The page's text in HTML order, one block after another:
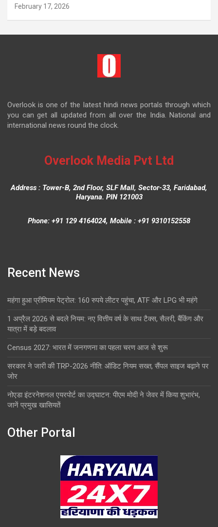
February 17, 2026
Overlook is one of the latest hindi news portals through which
you can get all updated from all over the India. National and
international news round the clock.
Overlook Media Pvt Ltd
Address : Tower-B, 2nd Floor, SLF Mall, Sector-33, Faridabad,
Haryana. PIN 121003
Phone: +91 129 4164024, Mobile : +91 9310152558
Recent News
महंगा हुआ प्रीमियम पेट्रोल: 160 रुपये लीटर पहुंचा, ATF और LPG भी महंगे
1 अप्रैल 2026 से बदले नियम: नए वित्तीय वर्ष के साथ टैक्स, सैलरी, बैंकिंग और
यात्रा में बड़े बदलाव
Census 2027: भारत में जनगणना का पहला चरण आज से शुरू
सरकार ने जारी की TRP-2026 नीति: ऑडिट नियम सख्त, सैंपल साइज बढ़ाने पर
जोर
नोएडा इंटरनेशनल एयरपोर्ट का उद्घाटन: पीएम मोदी ने जेवर में किया शुभारंभ,
जानें प्रमुख खासियतें
Other Portal